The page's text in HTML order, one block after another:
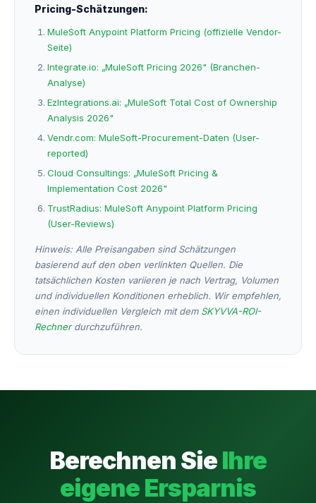
Pricing-Schätzungen:
MuleSoft Anypoint Platform Pricing (offizielle Vendor-
Seite)
Integrate.io: „MuleSoft Pricing 2026" (Branchen-
Analyse)
EzIntegrations.ai: „MuleSoft Total Cost of Ownership
Analysis 2026"
Vendr.com: MuleSoft-Procurement-Daten (User-
reported)
Cloud Consultings: „MuleSoft Pricing &
Implementation Cost 2026"
TrustRadius: MuleSoft Anypoint Platform Pricing
(User-Reviews)
Hinweis: Alle Preisangaben sind Schätzungen
basierend auf den oben verlinkten Quellen. Die
tatsächlichen Kosten variieren je nach Vertrag, Volumen
und individuellen Konditionen erheblich. Wir empfehlen,
einen individuellen Vergleich mit dem SKYVVA-ROI-
Rechnerdurchzuführen.
Berechnen SieIhre
eigene Ersparnis